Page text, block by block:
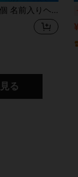
ェディングギフト、耐久性、カラフル、かわいい、愛らしい、おもしろい、カワイイ、Y2K、スタイリッシュ、ユニセックス、カジュアル、カスタム、パーソナライズ、ユニーク、カスタマイズ、彼のための理想的なギフト、彼女のための理想的なギフト、彼女、彼氏、彼女、家族、友人、女性のためのヘアアクセサリー、大きめのヘアリボン
る